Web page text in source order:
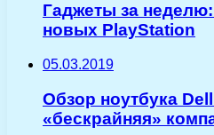
Гаджеты за
новых PlayStation
05.03.2019
Обзор ноутбука
«бескрайняя»